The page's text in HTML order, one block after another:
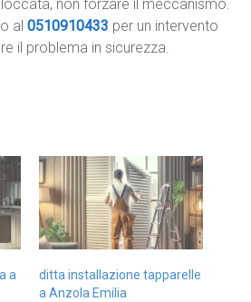
non forzare il meccanismo.
al0510910433 per un intervento
il problema in sicurezza.
a
ditta installazione tapparelle
a Anzola Emilia